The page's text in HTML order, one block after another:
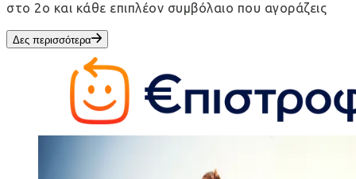
στο 2ο και κάθε επιπλέον συμβόλαιο που αγοράζεις
Δες περισσότερα